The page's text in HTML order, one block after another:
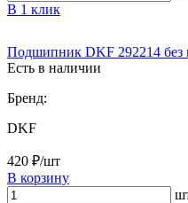
В 1 клик
Подшипник DKF 292214 без
Есть в наличии
Бренд:
DKF
420 ₽/шт
В корзину